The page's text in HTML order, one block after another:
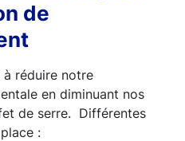
de
à réduire notre
en diminuant nos
de serre. Différentes
: